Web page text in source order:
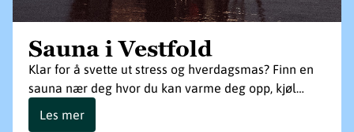
Sauna i Vestfold
Klar for å svette ut stress og hverdagsmas? Finn en
sauna nær deg hvor du kan varme deg opp, kjøl…
Les mer